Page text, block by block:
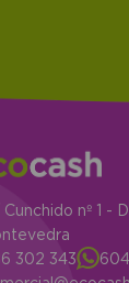
nº 1 -
302 343